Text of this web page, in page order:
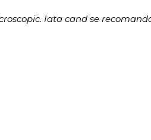
Iata cand se